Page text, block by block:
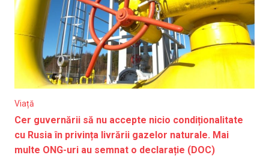
Viață
Cer guvernării să nu accepte nicio condiționalitate
cu Rusia în privința livrării gazelor naturale. Mai
multe ONG-uri au semnat o declarație (DOC)